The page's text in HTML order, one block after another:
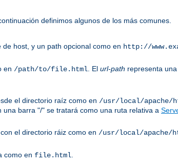
definimos algunos de los más comunes.
host, y un path opcional como en http://
en /path/to/file.html . El url-path representa
el directorio raíz como en /usr/local/
una barra "/" se tratará como una ruta relativa a
el directorio ráiz como en /usr/local/apache/
como en file.html